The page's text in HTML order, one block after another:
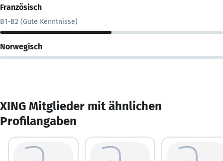
Französisch
B1-B2 (Gute Kenntnisse)
Norwegisch
XING Mitglieder mit ähnlichen
Profilangaben